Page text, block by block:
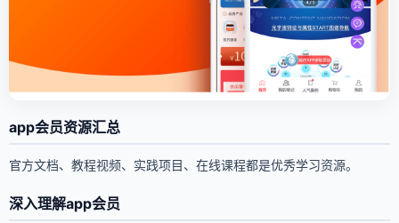
app会员资源汇总
官方文档、教程视频、实践项目、在线课程都是优秀学习资源。
深入理解app会员